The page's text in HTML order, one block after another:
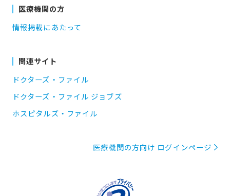
医療機関の方
情報掲載にあたって
関連サイト
ドクターズ・ファイル
ドクターズ・ファイル ジョブズ
ホスピタルズ・ファイル
医療機関の方向け ログインページ